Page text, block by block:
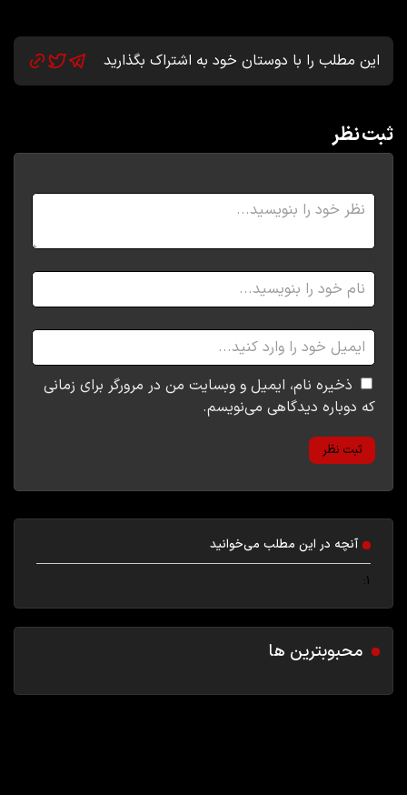
این مطلب را با دوستان خود به اشتراک بگذارید
ثبت نظر
ذخیره نام، ایمیل و وبسایت من در مرورگر برای زمانی
که دوباره دیدگاهی می‌نویسم.
آنچه در این مطلب می‌خوانید
1
محبوبترین ها